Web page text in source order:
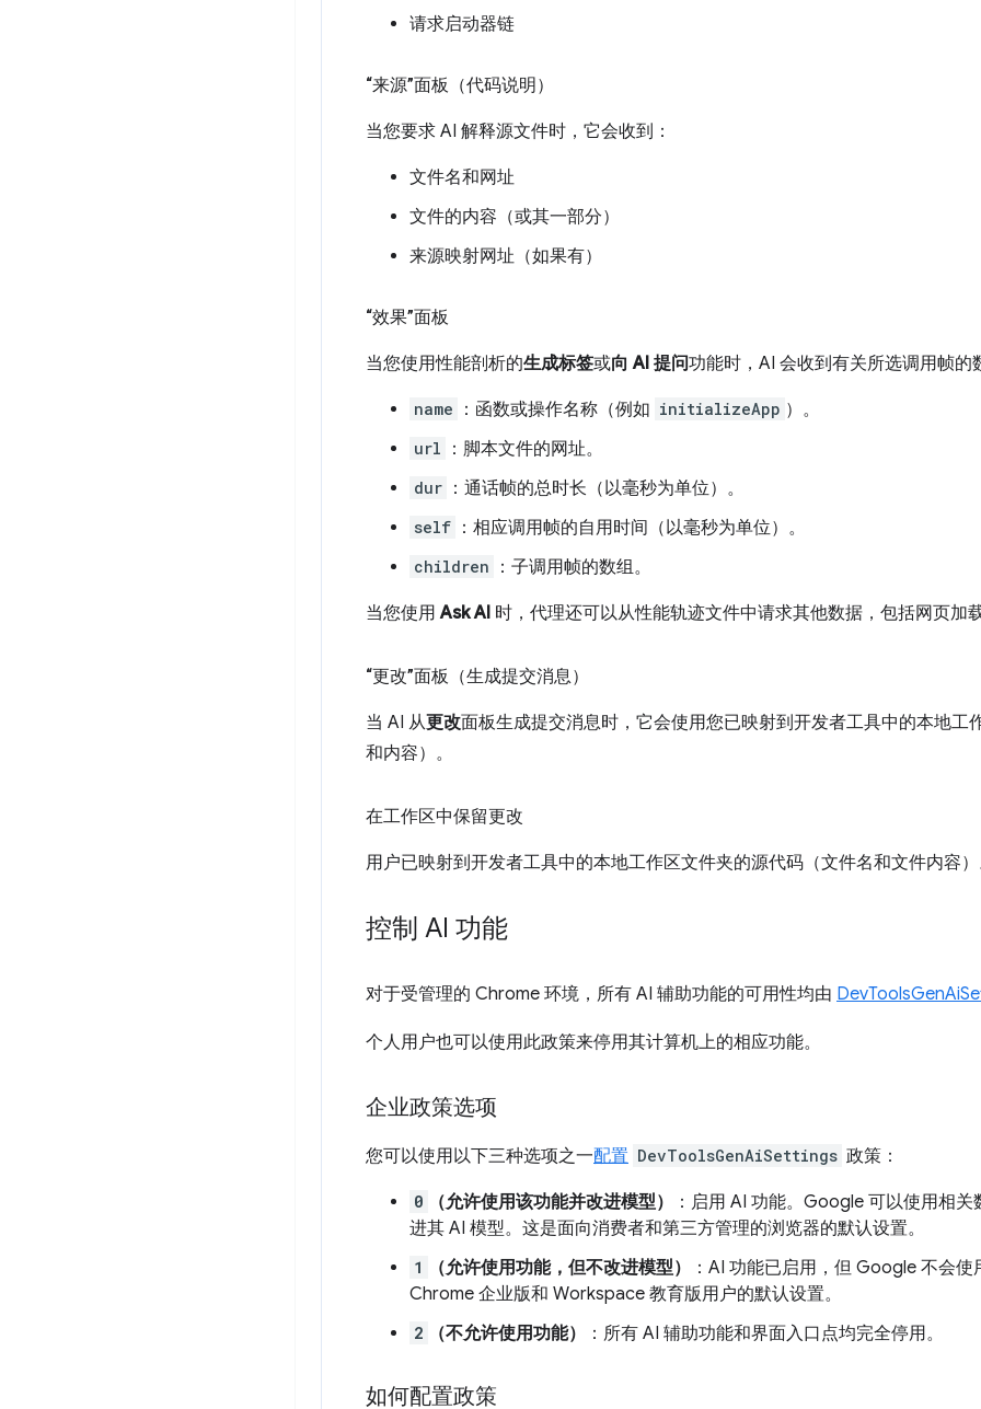
请求启动器链
“来源”面板（代码说明）
当您要求 AI 解释源文件时，它会收到：
文件名和网址
文件的内容（或其一部分）
来源映射网址（如果有）
“效果”面板
当您使用性能剖析的生成标签或向 AI 提问功能时，AI 会收到有关所选调用帧的
name ：函数或操作名称（例如 initializeApp ）。
url ：脚本文件的网址。
dur ：通话帧的总时长（以毫秒为单位）。
self ：相应调用帧的自用时间（以毫秒为单位）。
children ：子调用帧的数组。
当您使用Ask AI 时，代理还可以从性能轨迹文件中请求其他数据，包括网页加
“更改”面板（生成提交消息）
当 AI 从更改面板生成提交消息时，它会使用您已映射到开发者工具中的本地工
和内容）。
在工作区中保留更改
用户已映射到开发者工具中的本地工作区文件夹的源代码（文件名和文件内容
控制 AI 功能
对于受管理的 Chrome 环境，所有 AI 辅助功能的可用性均由
个人用户也可以使用此政策来停用其计算机上的相应功能。
企业政策选项
您可以使用以下三种选项之一配置 DevToolsGenAiSettings 政策：
0 （允许使用该功能并改进模型）
：启用 AI 功能。Google 可以使用相
进其 AI 模型。这是面向消费者和第三方管理的浏览器的默认设置。
1 （允许使用功能，但不改进模型）
：AI 功能已启用，但 Google 不会
Chrome 企业版和 Workspace 教育版用户的默认设置。
2 （不允许使用功能） ：所有 AI 辅助功能和界面入口点均完全停用。
如何配置政策